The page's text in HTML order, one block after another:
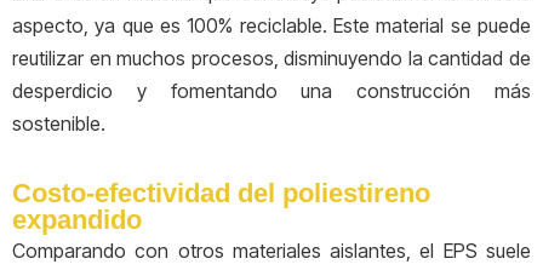
aspecto, ya que es 100% reciclable. Este material se puede
reutilizar en muchos procesos, disminuyendo la cantidad de
desperdicio y fomentando una construcción más
sostenible.
Costo-efectividad del poliestireno
expandido
Comparando con otros materiales aislantes, el EPS suele